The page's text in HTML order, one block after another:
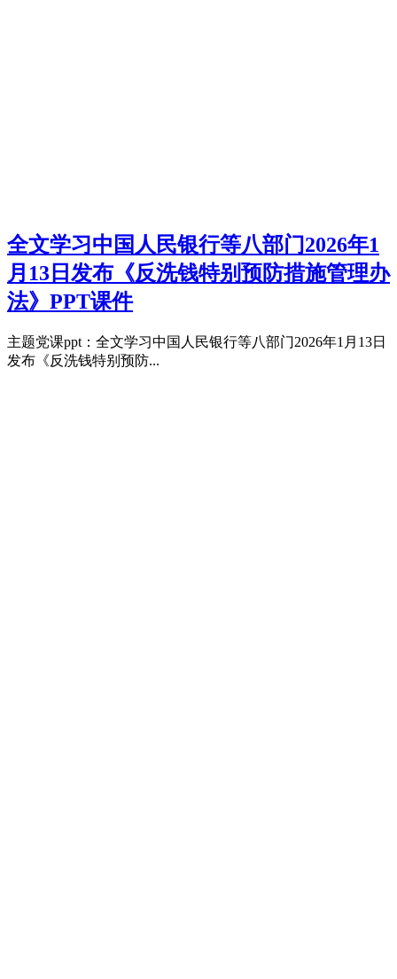
全文学习中国人民银行等八部门2026年1
月13日发布《反洗钱特别预防措施管理办
法》PPT课件
主题党课ppt：全文学习中国人民银行等八部门2026年1月13日
发布《反洗钱特别预防...